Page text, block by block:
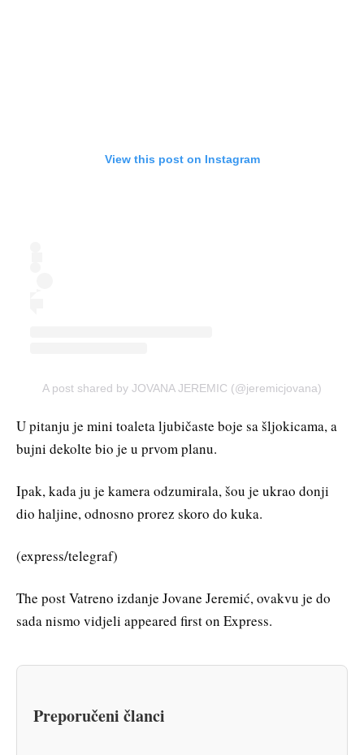
View this post on Instagram
A post shared by JOVANA JEREMIC (@jeremicjovana)
U pitanju je mini toaleta ljubičaste boje sa šljokicama, a
bujni dekolte bio je u prvom planu.
Ipak, kada ju je kamera odzumirala, šou je ukrao donji
dio haljine, odnosno prorez skoro do kuka.
(express/telegraf)
The post Vatreno izdanje Jovane Jeremić, ovakvu je do
sada nismo vidjeli appeared first on Express.
Preporučeni članci